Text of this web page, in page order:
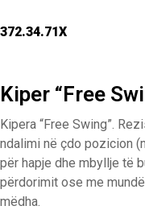
372.34.71X
Kiper “Free
Kipera “Free Swing”.
ndalimi në çdo pozicion
për hapje dhe mbyllje të
përdorimit ose me
mëdha.